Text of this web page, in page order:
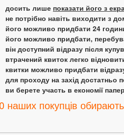
досить лише показати його з
не потрібно навіть виходити з
його можливо придбати 24
його можливо придбати,
він доступний відразу після
втрачений квиток легко
квитки можливо придбати
для проходу на захід достатньо
ви берете участь в економії
наших покупців